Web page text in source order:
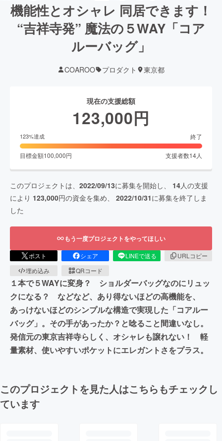
機能性とオシャレ 同居できます！
“吉祥寺発” 魔法の５WAY「コア
ルーバッグ」
COAROO プロダクト 東京都
現在の支援総額
123,000円
123%達成 終了
目標金額100,000円 支援者数14人
このプロジェクトは、 2022/09/13に募集を開始し、 14人の支援
により 123,000円の資金を集め、 2022/10/31に募集を終了しま
した
もう一度プロジェクトをやってほしい
ポスト シェア LINEで送る
URLコピー
埋め込み
QRコード
１本で５WAYに変身？ ショルダーバッグなのにリュッ
クになる？ などなど、あり得ないほどの高機能を、
あっけないほどのシンプルな構造で実現した「コアルー
バッグ」。その手があったか？と唸ること間違いなし。
発信元の東京吉祥寺らしく、オシャレも譲れない！ 軽
量素材、使いやすいポケットにエレガントさをプラス。
このプロジェクトを見た人はこちらもチェックし
ています